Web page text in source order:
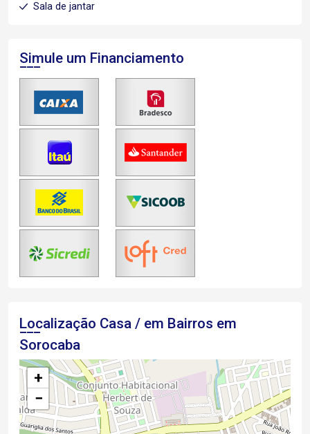
Sala de jantar
Simule um Financiamento
Localização Casa / em Bairros em
Sorocaba
+
−